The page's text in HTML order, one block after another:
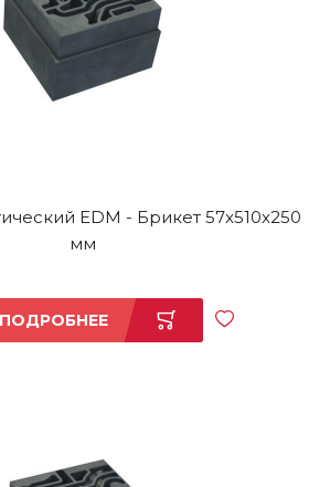
EDM - Брикет 57x510x250
мм
ПОДРОБНЕЕ